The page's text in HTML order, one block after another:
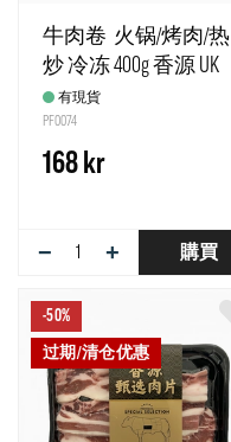
牛肉卷 火锅/烤肉/热
炒 冷冻 400g 香源 UK
有現貨
PF0074
168 kr
− + 購買
-50%
过期/清仓优惠